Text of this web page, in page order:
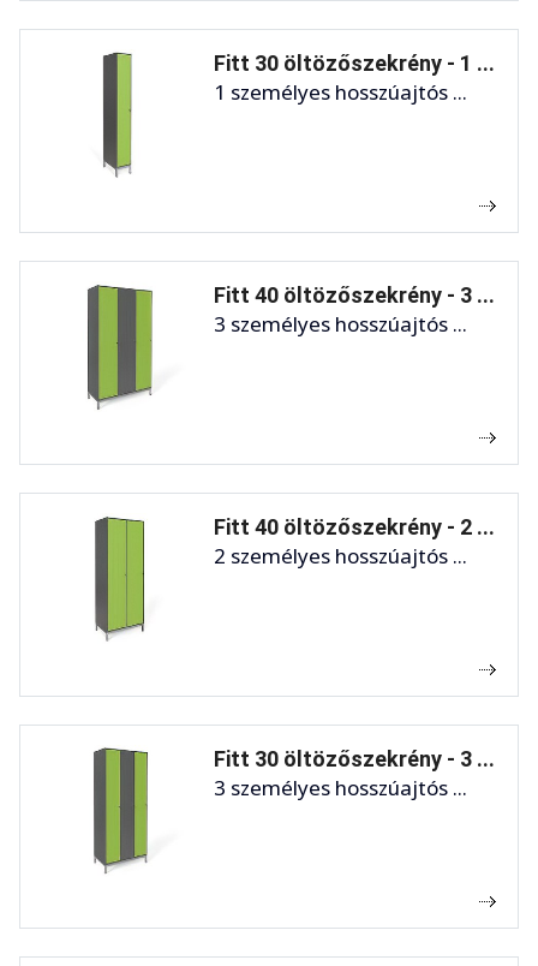
Fitt 30 öltözőszekrény - 1 ...
1 személyes hosszúajtós ...
Fitt 40 öltözőszekrény - 3 ...
3 személyes hosszúajtós ...
Fitt 40 öltözőszekrény - 2 ...
2 személyes hosszúajtós ...
Fitt 30 öltözőszekrény - 3 ...
3 személyes hosszúajtós ...